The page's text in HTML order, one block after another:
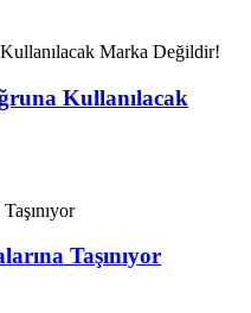
Kullanılacak
Taşınıyor